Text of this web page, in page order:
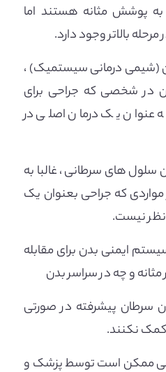
پوشش مثانه هستند اما
بالاتر وجود دارد.
(شیمی درمانی سیستمیک) ،
در شخصی که جراحی برای
عنوان یک درمان اصلی در
سلول های سرطانی ، غالبا به
که جراحی بعنوان یک
نظر نیست.
ایمنی بدن برای مقابله
و چه در سراسر بدن
سرطان پیشرفته در صورتی
نکنند.
ممکن است توسط پزشک و